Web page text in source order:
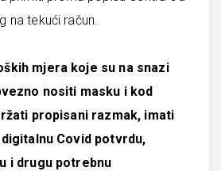
na tekući račun.
mjera koje su na snazi
nositi masku i kod
propisani razmak, imati
Covid potvrdu,
i drugu potrebnu